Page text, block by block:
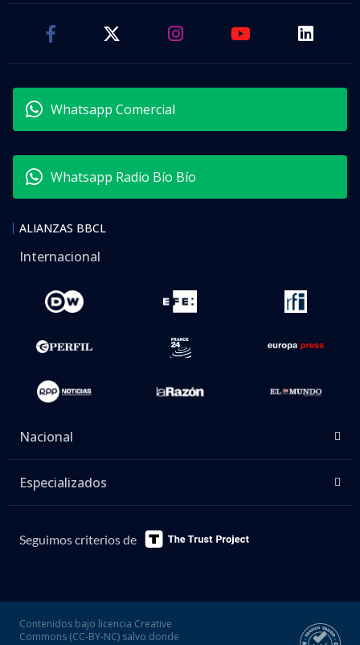
Whatsapp Comercial
Whatsapp Radio Bío Bío
ALIANZAS BBCL
Internacional
Nacional
Especializados
Seguimos criterios de
Contenidos bajo licencia Creative
Commons (CC-BY-NC) salvo donde